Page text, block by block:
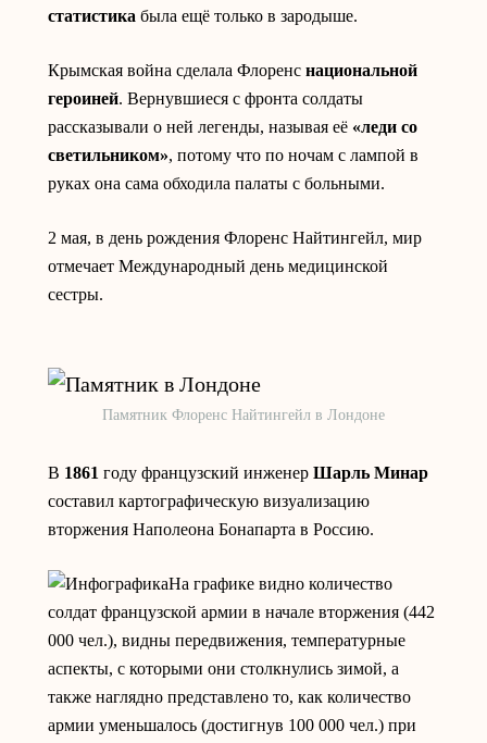
статистика была ещё только в зародыше.
Крымская война сделала Флоренс национальной
героиней. Вернувшиеся с фронта солдаты
рассказывали о ней легенды, называя её «леди со
светильником», потому что по ночам с лампой в
руках она сама обходила палаты с больными.
2 мая, в день рождения Флоренс Найтингейл, мир
отмечает Международный день медицинской
сестры.
Памятник Флоренс Найтингейл в Лондоне
В 1861 году французский инженер Шарль Минар
составил картографическую визуализацию
вторжения Наполеона Бонапарта в Россию.
На графике видно количество
солдат французской армии в начале вторжения (442
000 чел.), видны передвижения, температурные
аспекты, с которыми они столкнулись зимой, а
также наглядно представлено то, как количество
армии уменьшалось (достигнув 100 000 чел.) при